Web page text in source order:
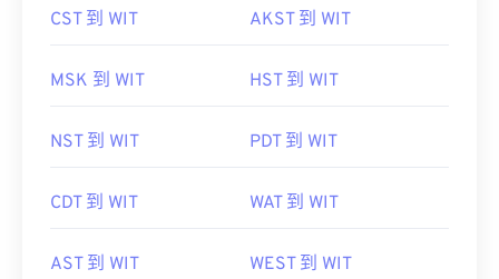
CST 到 WIT AKST 到 WIT
MSK 到 WIT HST 到 WIT
NST 到 WIT PDT 到 WIT
CDT 到 WIT WAT 到 WIT
AST 到 WIT WEST 到 WIT